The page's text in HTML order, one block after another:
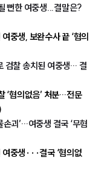
사
뻔한 여중생...결말은?
중생, 보완수사 끝 ‘혐의
검찰 송치된 여중생… 결
‘혐의없음’ 처분…전문
손괴’…여중생 결국 ‘무혐
중생···결국 ‘혐의없